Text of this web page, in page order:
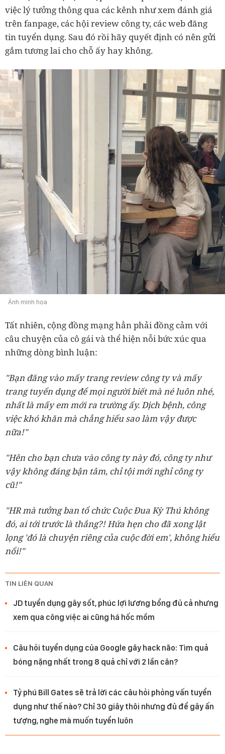
việc lý tưởng thông qua các kênh như xem đánh giá
trên fanpage, các hội review công ty, các web đăng
tin tuyển dụng. Sau đó rồi hãy quyết định có nên gửi
gắm tương lai cho chỗ ấy hay không.
Ảnh minh họa
Tất nhiên, cộng đồng mạng hẳn phải đồng cảm với
câu chuyện của cô gái và thể hiện nỗi bức xúc qua
những dòng bình luận:
"Bạn đăng vào mấy trang review công ty và mấy
trang tuyển dụng để mọi người biết mà né luôn nhé,
nhất là mấy em mới ra trường ấy. Dịch bệnh, công
việc khó khăn mà chẳng hiểu sao làm vậy được
nữa!"
"Hên cho bạn chưa vào công ty này đó, công ty như
vậy không đáng bận tâm, chỉ tội mới nghỉ công ty
cũ!"
"HR mà tưởng ban tổ chức Cuộc Đua Kỳ Thú không
đó, ai tới trước là thắng?! Hứa hẹn cho đã xong lật
lọng 'đó là chuyện riêng của cuộc đời em', không hiểu
nổi!"
TIN LIÊN QUAN
JD tuyển dụng gây sốt, phúc lợi lương bổng đủ cả nhưng
xem qua công việc ai cũng há hốc mồm
Câu hỏi tuyển dụng của Google gây hack não: Tìm quả
bóng nặng nhất trong 8 quả chỉ với 2 lần cân?
Tỷ phú Bill Gates sẽ trả lời các câu hỏi phỏng vấn tuyển
dụng như thế nào? Chỉ 30 giây thôi nhưng đủ để gây ấn
tượng, nghe mà muốn tuyển luôn